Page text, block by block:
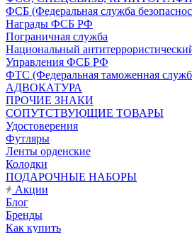
ФСБ (Федеральная служба
Награды ФСБ РФ
Пограничная служба
Национальный
Управления ФСБ РФ
ФТС (Федеральная таможенная
АДВОКАТУРА
ПРОЧИЕ ЗНАКИ
СОПУТСТВУЮЩИЕ ТОВАРЫ
Удостоверения
Футляры
Ленты орденские
Колодки
ПОДАРОЧНЫЕ НАБОРЫ
Акции
Блог
Бренды
Как купить